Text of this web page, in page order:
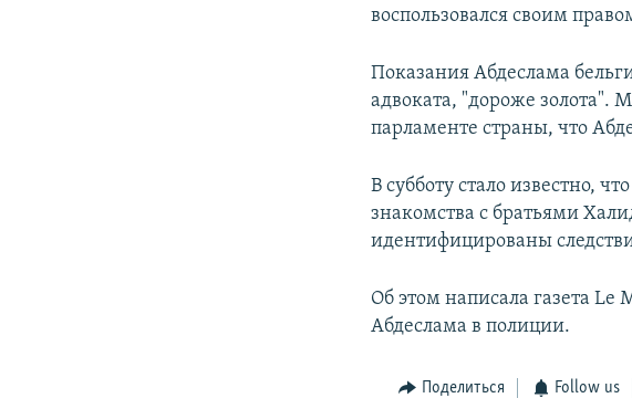
воспользовался своим
Показания Абдеслама
адвоката, "дороже золота".
парламенте страны, что
В субботу стало известно,
знакомства с братьями
идентифицированы
Об этом написала газета Le
Абдеслама в полиции.
Поделиться Follow us